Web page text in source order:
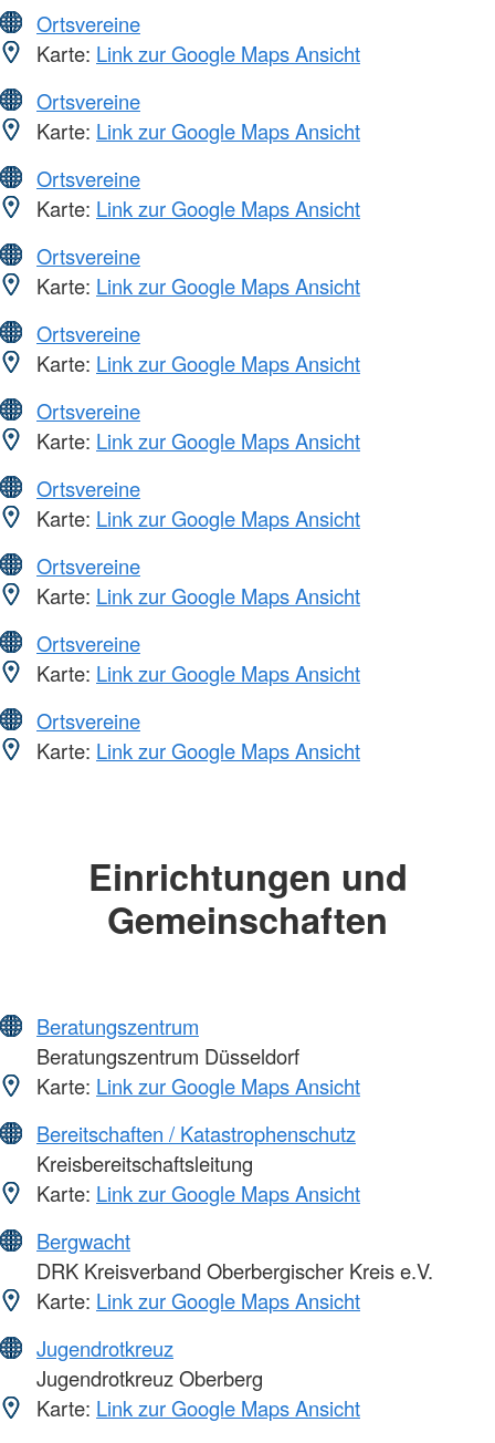
Ortsvereine
Karte: Link zur Google Maps Ansicht
Ortsvereine
Karte: Link zur Google Maps Ansicht
Ortsvereine
Karte: Link zur Google Maps Ansicht
Ortsvereine
Karte: Link zur Google Maps Ansicht
Ortsvereine
Karte: Link zur Google Maps Ansicht
Ortsvereine
Karte: Link zur Google Maps Ansicht
Ortsvereine
Karte: Link zur Google Maps Ansicht
Ortsvereine
Karte: Link zur Google Maps Ansicht
Ortsvereine
Karte: Link zur Google Maps Ansicht
Ortsvereine
Karte: Link zur Google Maps Ansicht
Einrichtungen und
Gemeinschaften
Beratungszentrum
Beratungszentrum Düsseldorf
Karte: Link zur Google Maps Ansicht
Bereitschaften / Katastrophenschutz
Kreisbereitschaftsleitung
Karte: Link zur Google Maps Ansicht
Bergwacht
DRK Kreisverband Oberbergischer Kreis e.V.
Karte: Link zur Google Maps Ansicht
Jugendrotkreuz
Jugendrotkreuz Oberberg
Karte: Link zur Google Maps Ansicht